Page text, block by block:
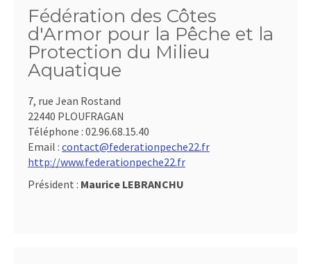
Fédération des Côtes
d'Armor pour la Pêche et la
Protection du Milieu
Aquatique
7, rue Jean Rostand
22440 PLOUFRAGAN
Téléphone : 02.96.68.15.40
Email : contact@federationpeche22.fr
http://www.federationpeche22.fr
Président : Maurice LEBRANCHU